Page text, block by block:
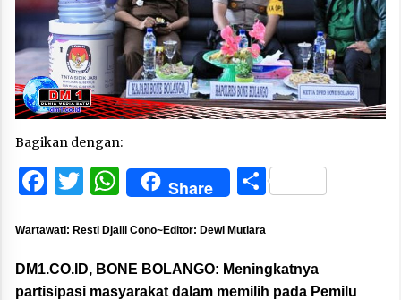
Bagikan dengan:
Facebook
Twitter
WhatsApp
Share Share
Wartawati: Resti Djalil Cono~Editor: Dewi Mutiara
DM1.CO.ID, BONE BOLANGO: Meningkatnya
partisipasi masyarakat dalam memilih pada Pemilu